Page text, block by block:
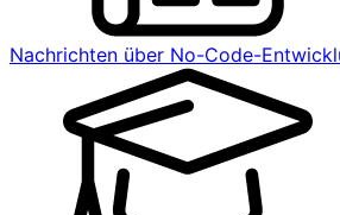
Nachrichten über No-Code-